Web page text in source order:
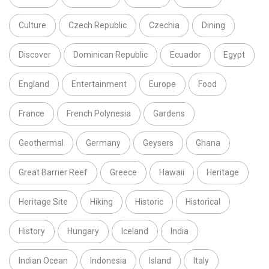
Culture Czech Republic Czechia Dining
Discover Dominican Republic Ecuador Egypt
England Entertainment Europe Food
France French Polynesia Gardens
Geothermal Germany Geysers Ghana
Great Barrier Reef Greece Hawaii Heritage
Heritage Site Hiking Historic Historical
History Hungary Iceland India
Indian Ocean Indonesia Island Italy